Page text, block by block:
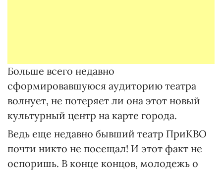
Больше всего недавно
сформировавшуюся аудиторию театра
волнует, не потеряет ли она этот новый
культурный центр на карте города.
Ведь еще недавно бывший театр ПриКВО
почти никто не посещал! И этот факт не
оспоришь. В конце концов, молодежь о